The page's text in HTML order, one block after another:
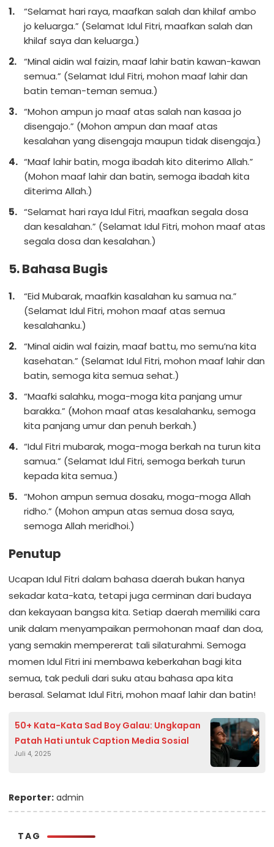
“Selamat hari raya, maafkan salah dan khilaf ambo
jo keluarga.” (Selamat Idul Fitri, maafkan salah dan
khilaf saya dan keluarga.)
“Minal aidin wal faizin, maaf lahir batin kawan-kawan
semua.” (Selamat Idul Fitri, mohon maaf lahir dan
batin teman-teman semua.)
“Mohon ampun jo maaf atas salah nan kasaa jo
disengajo.” (Mohon ampun dan maaf atas
kesalahan yang disengaja maupun tidak disengaja.)
“Maaf lahir batin, moga ibadah kito diterimo Allah.”
(Mohon maaf lahir dan batin, semoga ibadah kita
diterima Allah.)
“Selamat hari raya Idul Fitri, maafkan segala dosa
dan kesalahan.” (Selamat Idul Fitri, mohon maaf atas
segala dosa dan kesalahan.)
5. Bahasa Bugis
“Eid Mubarak, maafkin kasalahan ku samua na.”
(Selamat Idul Fitri, mohon maaf atas semua
kesalahanku.)
“Minal aidin wal faizin, maaf battu, mo semu’na kita
kasehatan.” (Selamat Idul Fitri, mohon maaf lahir dan
batin, semoga kita semua sehat.)
“Maafki salahku, moga-moga kita panjang umur
barakka.” (Mohon maaf atas kesalahanku, semoga
kita panjang umur dan penuh berkah.)
“Idul Fitri mubarak, moga-moga berkah na turun kita
samua.” (Selamat Idul Fitri, semoga berkah turun
kepada kita semua.)
“Mohon ampun semua dosaku, moga-moga Allah
ridho.” (Mohon ampun atas semua dosa saya,
semoga Allah meridhoi.)
Penutup
Ucapan Idul Fitri dalam bahasa daerah bukan hanya
sekadar kata-kata, tetapi juga cerminan dari budaya
dan kekayaan bangsa kita. Setiap daerah memiliki cara
unik dalam menyampaikan permohonan maaf dan doa,
yang semakin mempererat tali silaturahmi. Semoga
momen Idul Fitri ini membawa keberkahan bagi kita
semua, tak peduli dari suku atau bahasa apa kita
berasal. Selamat Idul Fitri, mohon maaf lahir dan batin!
50+ Kata-Kata Sad Boy Galau: Ungkapan
Patah Hati untuk Caption Media Sosial
Juli 4, 2025
Reporter: admin
TAG